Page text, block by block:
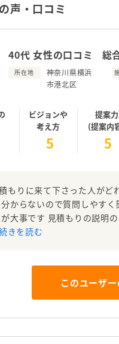
声・口コミ
40代 女性の口コミ 総
所在地
神奈川県横浜
市港北区
ビジョンや
考え方
5
提案力
(提案内
5
もりに来て下さった人がど
からないので質問しやす
大事です 見積もりの説明
きを読む
このユーザ